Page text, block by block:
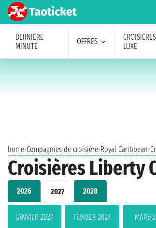
DERNIÈRE
MINUTE
OFFRES
LUXE
home›Compagnies de croisière›Royal Caribbean›
Croisières Liberty
2026 2027 2028
JANVIER 2027 FÉVRIER 2027 MARS